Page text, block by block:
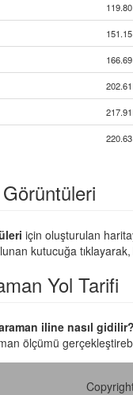
için oluşturulan
kutucuğa
Yol Tarifi
iline nasıl gidilir?
ölçümü